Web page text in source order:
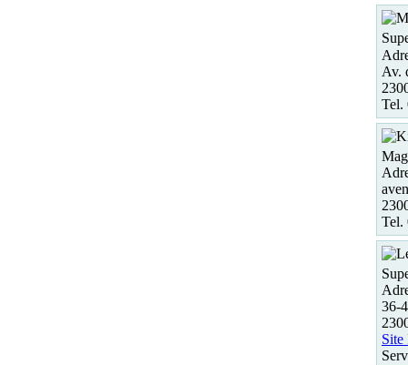
Av.
Tel.
Tel.
36-
Site